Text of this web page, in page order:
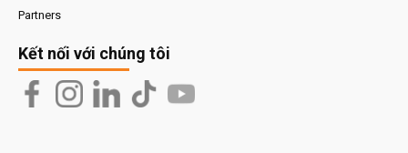
Partners
Kết nối với chúng tôi